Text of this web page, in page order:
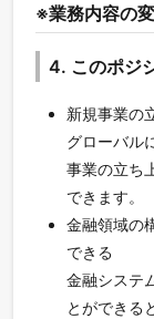
※業務内容の
4. このポジ
新規事業の
グローバル
事業の立ち
できます。
金融領域の
できる
金融システ
とができる